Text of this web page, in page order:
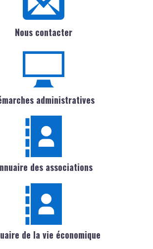
Nous contacter
administratives
des associations
de la vie économique